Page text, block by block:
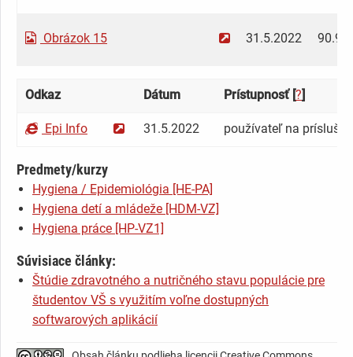
Obrázok 15 31.5.2022 90.93
Odkaz Dátum Prístupnosť [?]
Epi Info 31.5.2022 používateľ na
Predmety/kurzy
Hygiena / Epidemiológia [HE-PA]
Hygiena detí a mládeže [HDM-VZ]
Hygiena práce [HP-VZ1]
Súvisiace články:
Štúdie zdravotného a nutričného stavu populácie pre
študentov VŠ s využitím voľne dostupných
softwarových aplikácií